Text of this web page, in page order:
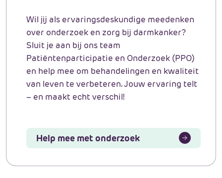
Wil jij als ervaringsdeskundige meedenken
over onderzoek en zorg bij darmkanker?
Sluit je aan bij ons team
Patiëntenparticipatie en Onderzoek (PPO)
en help mee om behandelingen en kwaliteit
van leven te verbeteren. Jouw ervaring telt
– en maakt echt verschil!
Help mee met onderzoek